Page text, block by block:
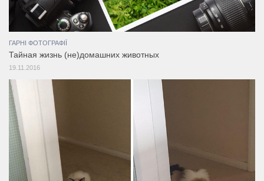
ГАРНІ ФОТОГРАФІЇ
Тайная жизнь (не)домашних животных
19.11.2016